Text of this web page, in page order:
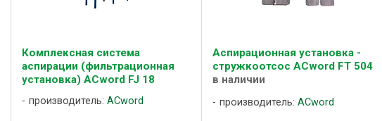
Комплексная система
аспирации (фильтрационная
установка) ACword FJ 18
производитель: ACword
Аспирационная установка -
стружкоотсос ACword FT 504
в наличии
производитель: ACword